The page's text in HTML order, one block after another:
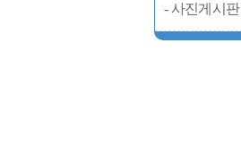
- 사진게시판